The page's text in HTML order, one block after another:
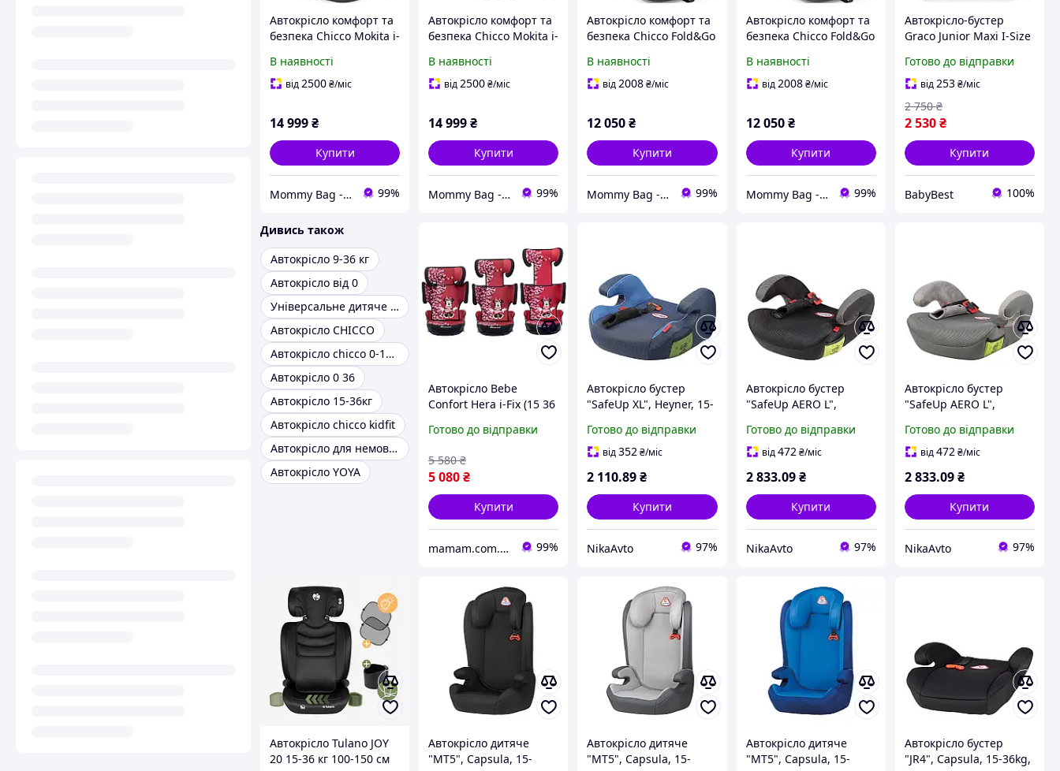
Автокрісло комфорт та
безпека Chicco Mokita i-
кг) 15 міс.-12 років,
чорне Автокрісла
В наявності
від2500₴/міс
14 999₴
Купити
Mommy Bag - Інтернет-магазин наборів у пологовий 99%
Автокрісло комфорт та
безпека Chicco Mokita i-
кг) 15 міс.-12 років, сіре
Автокрісла
В наявності
від2500₴/міс
14 999₴
Купити
Mommy Bag - Інтернет-магазин наборів у пологовий 99%
Автокрісло комфорт та
безпека Chicco Fold&Go
кг) 3 -12 років, чорне
Автокрісла
В наявності
від2008₴/міс
12 050₴
Купити
Mommy Bag - Інтернет-магазин наборів у пологовий 99%
Автокрісло комфорт та
безпека Chicco Fold&Go
кг) 3 -12 років, сіре
Автокрісла
В наявності
від2008 ₴/міс
12 050 ₴
Купити
Mommy Bag - Інтернет-магазин наборів у пологовий 99%
Автокрісло-бустер
Graco Junior Maxi I-Size
Готово до відправки
від253₴/міс
2 530₴
2 750 ₴
Купити
BabyBest 100%
Дивись також
Автокрісло 9-36 кг
Автокрісло від 0
Універсальне дитяче автокрісло
Автокрісло CHICCO
Автокрісло chicco 0-13 кг
Автокрісло 0 36
Автокрісло 15-36кг
Автокрісло chicco kidfit
Автокрісло для немовляти
Автокрісло YOYA
Автокрісло Bebe
Confort Hera i-Fix (15 36
Готово до відправки
5 080₴
5 580 ₴
Купити
mamam.com.ua 99%
Автокрісло бустер
"SafeUp XL", Heyner, 15-
783400
Готово до відправки
від352₴/міс
2 110.89₴
Купити
NikaAvto 97%
Автокрісло бустер
"SafeUp AERO L",
12років, чорний,
793100
Готово до відправки
від472 ₴/міс
2 833.09 ₴
Купити
NikaAvto 97%
Автокрісло бустер
"SafeUp AERO L",
12років, сірий, 793200
Готово до відправки
від472₴/міс
2 833.09₴
Купити
NikaAvto 97%
Автокрісло Tulano JOY
20 15-36 кг 100-150 см
Автокрісло дитяче
"MT5", Capsula, 15-
Автокрісло дитяче
"MT5", Capsula, 15-
Автокрісло дитяче
"MT5", Capsula, 15-
Автокрісло бустер
"JR4", Capsula, 15-36kg,